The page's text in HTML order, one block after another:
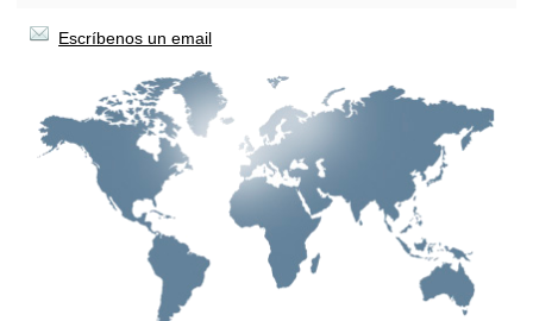
Escríbenos un email